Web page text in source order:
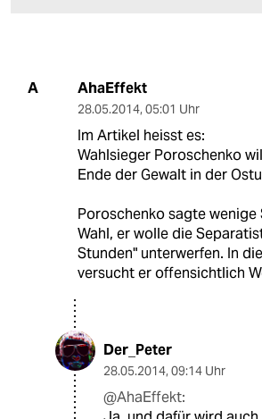
A AhaEffekt
28.05.2014, 05:01 Uhr
Im Artikel heisst es:
Wahlsieger Poroschenko
Ende der Gewalt in der
Poroschenko sagte wenige
Wahl, er wolle die
Stunden" unterwerfen. In
versucht er offensichtlich
Der_Peter
28.05.2014, 09:14 Uhr
@AhaEffekt: